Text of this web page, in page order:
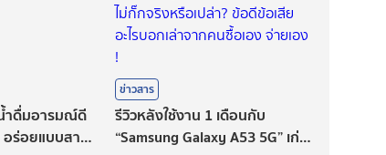
ำดื่มอารมณ์ดี
ร่อยแบบสาย
ข่าวสาร
รีวิวหลังใช้งาน 1 เดือนกับ
“Samsung Galaxy A53 5G” เก่ง